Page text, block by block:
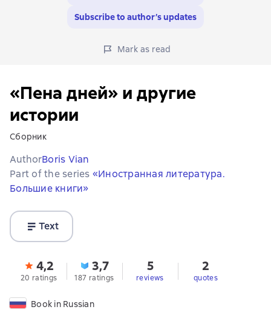
Subscribe to author’s updates
Mark as read
«Пена дней» и другие
истории
Сборник
AuthorBoris Vian
Part of the series «Иностранная литература.
Большие книги»
Text
4,2
20 ratings
3,7
187 ratings
5
reviews
2
quotes
Book in Russian